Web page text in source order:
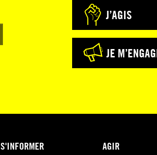
J’AGIS
JE
S'INFORMER AGIR